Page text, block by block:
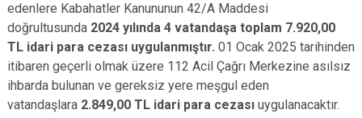
edenlere Kabahatler Kanununun 42/A Maddesi
doğrultusunda 2024 yılında 4 vatandaşa toplam 7.920,00
TL idari para cezası uygulanmıştır. 01 Ocak 2025 tarihinden
itibaren geçerli olmak üzere 112 Acil Çağrı Merkezine asılsız
ihbarda bulunan ve gereksiz yere meşgul eden
vatandaşlara 2.849,00 TL idari para cezası uygulanacaktır.